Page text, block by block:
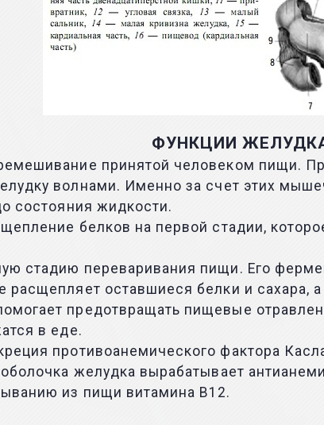
ФУНКЦИИ
принятой человеком пищи.
волнами. Именно за счет этих
состояния жидкости.
белков на первой стадии,
стадию переваривания пищи. Его
оставшиеся белки и сахара,
предотвращать пищевые
в еде.
противоанемического фактора
желудка вырабатывает
из пищи витамина В12.